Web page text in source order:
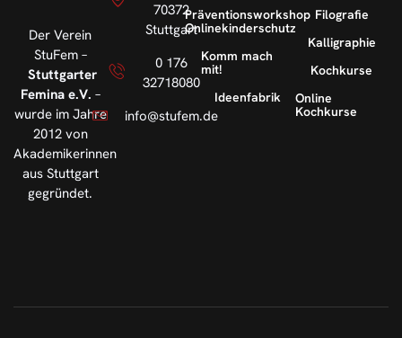
Der Verein
StuFem –
Stuttgarter
Femina e.V. –
wurde im Jahre
2012 von
Akademikerinnen
aus Stuttgart
gegründet.
70372
Stuttgart
0 176
32718080
info@stufem.de
Präventionsworkshop
Onlinekinderschutz
Komm mach
mit!
Ideenfabrik
Filografie
Kalligraphie
Kochkurse
Online
Kochkurse